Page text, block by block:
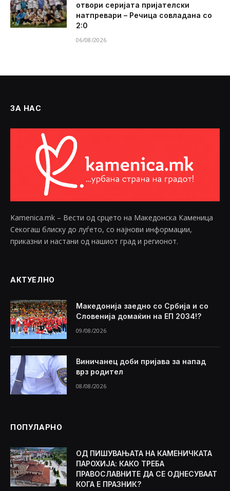
отвори серијата пријателски
натпревари – Речица совладана со
2:0
06/08/2026
ЗА НАС
Kamenica.mk – Вести од срцето на Македонска Каменица
Секогаш блиску до луѓето, со најнови информации,
приказни и настани од нашиот град и регионот.
АКТУЕЛНО
Македонија заедно со Србија и со
Словенија домаќин на ЕП 2034!?
09/08/2026
Виничанец доби пријава за напад
врз родител
08/08/2026
ПОПУЛАРНО
ОД ПИШУВАЊАТА НА КАМЕНИЧКАТА
ПАРОХИЈА: КАКО ТРЕБА
ПРАВОСЛАВНИТЕ ДА СЕ ОДНЕСУВААТ
КОГА Е ПРАЗНИК?